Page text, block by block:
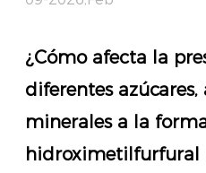
¿Cómo afecta la
diferentes
minerales a la
hidroximetilfurfural